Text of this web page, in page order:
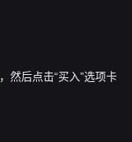
，然后点击“买入”选项卡